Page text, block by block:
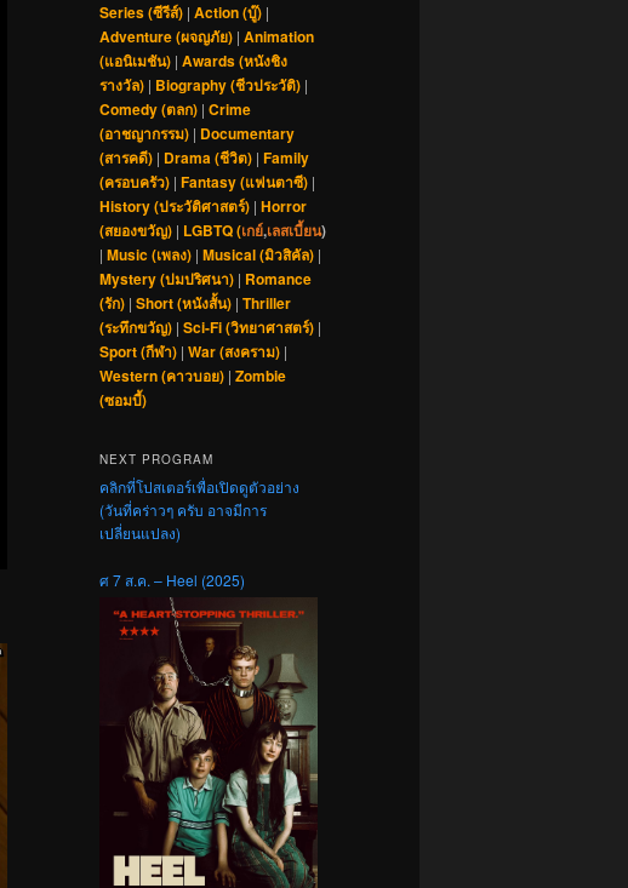
Series (ซีรีส์) | Action (บู๊) |
Adventure (ผจญภัย) | Animation
(แอนิเมชัน) | Awards (หนังชิง
รางวัล) | Biography (ชีวประวัติ) |
Comedy (ตลก) | Crime
(อาชญากรรม) | Documentary
(สารคดี) | Drama (ชีวิต) | Family
(ครอบครัว) | Fantasy (แฟนตาซี) |
History (ประวัติศาสตร์) | Horror
(สยองขวัญ) | LGBTQ (เกย์,เลสเบี้ยน)
| Music (เพลง) | Musical (มิวสิคัล) |
Mystery (ปมปริศนา) | Romance
(รัก) | Short (หนังสั้น) | Thriller
(ระทึกขวัญ) | Sci-Fi (วิทยาศาสตร์) |
Sport (กีฬา) | War (สงคราม) |
Western (คาวบอย) | Zombie
(ซอมบี้)
NEXT PROGRAM
คลิกที่โปสเตอร์เพื่อเปิดดูตัวอย่าง
(วันที่คร่าวๆ ครับ อาจมีการ
เปลี่ยนแปลง)
ศ 7 ส.ค. – Heel (2025)